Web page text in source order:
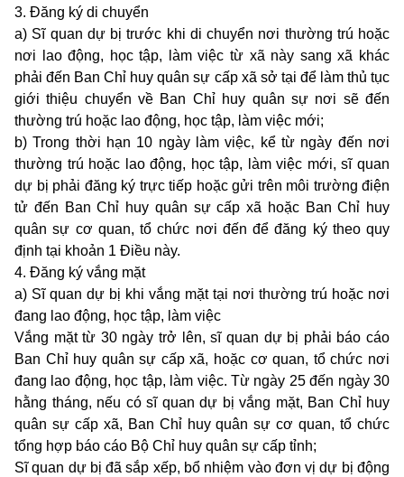
3. Đăng ký di chuyển
a) Sĩ quan dự bị trước khi di chuyển nơi thường trú hoặc
nơi lao động, học tập, làm việc từ xã này sang xã khác
phải đến Ban Chỉ huy quân sự cấp xã sở tại để làm thủ tục
giới thiệu chuyển về Ban Chỉ huy quân sự nơi sẽ đến
thường trú hoặc lao động, học tập, làm việc mới;
b) Trong thời hạn 10 ngày làm việc, kể từ ngày đến nơi
thường trú hoặc lao động, học tập, làm việc mới, sĩ quan
dự bị phải đăng ký trực tiếp hoặc gửi trên môi trường điện
tử đến Ban Chỉ huy quân sự cấp xã hoặc Ban Chỉ huy
quân sự cơ quan, tổ chức nơi đến để đăng ký theo quy
định tại khoản 1 Điều này.
4. Đăng ký vắng mặt
a) Sĩ quan dự bị khi vắng mặt tại nơi thường trú hoặc nơi
đang lao động, học tập, làm việc
Vắng mặt từ 30 ngày trở lên, sĩ quan dự bị phải báo cáo
Ban Chỉ huy quân sự cấp xã, hoặc cơ quan, tổ chức nơi
đang lao động, học tập, làm việc. Từ ngày 25 đến ngày 30
hằng tháng, nếu có sĩ quan dự bị vắng mặt, Ban Chỉ huy
quân sự cấp xã, Ban Chỉ huy quân sự cơ quan, tổ chức
tổng hợp báo cáo Bộ Chỉ huy quân sự cấp tỉnh;
Sĩ quan dự bị đã sắp xếp, bổ nhiệm vào đơn vị dự bị động